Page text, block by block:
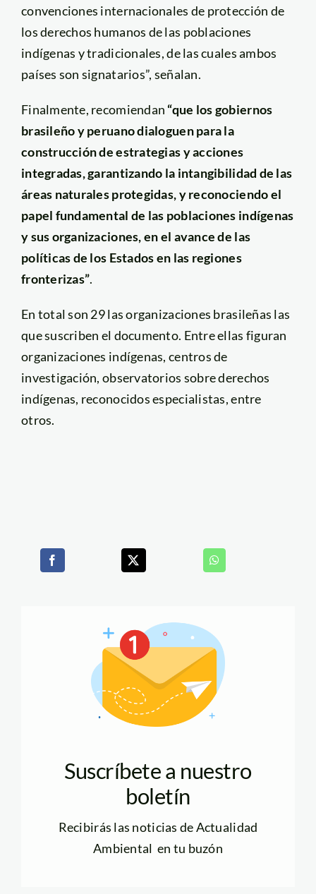
convenciones internacionales de protección de
los derechos humanos de las poblaciones
indígenas y tradicionales, de las cuales ambos
países son signatarios”, señalan.
Finalmente, recomiendan “que los gobiernos
brasileño y peruano dialoguen para la
construcción de estrategias y acciones
integradas, garantizando la intangibilidad de las
áreas naturales protegidas, y reconociendo el
papel fundamental de las poblaciones indígenas
y sus organizaciones, en el avance de las
políticas de los Estados en las regiones
fronterizas”.
En total son 29 las organizaciones brasileñas las
que suscriben el documento. Entre ellas figuran
organizaciones indígenas, centros de
investigación, observatorios sobre derechos
indígenas, reconocidos especialistas, entre
otros.
Suscríbete a nuestro
boletín
Recibirás las noticias de Actualidad
Ambiental en tu buzón